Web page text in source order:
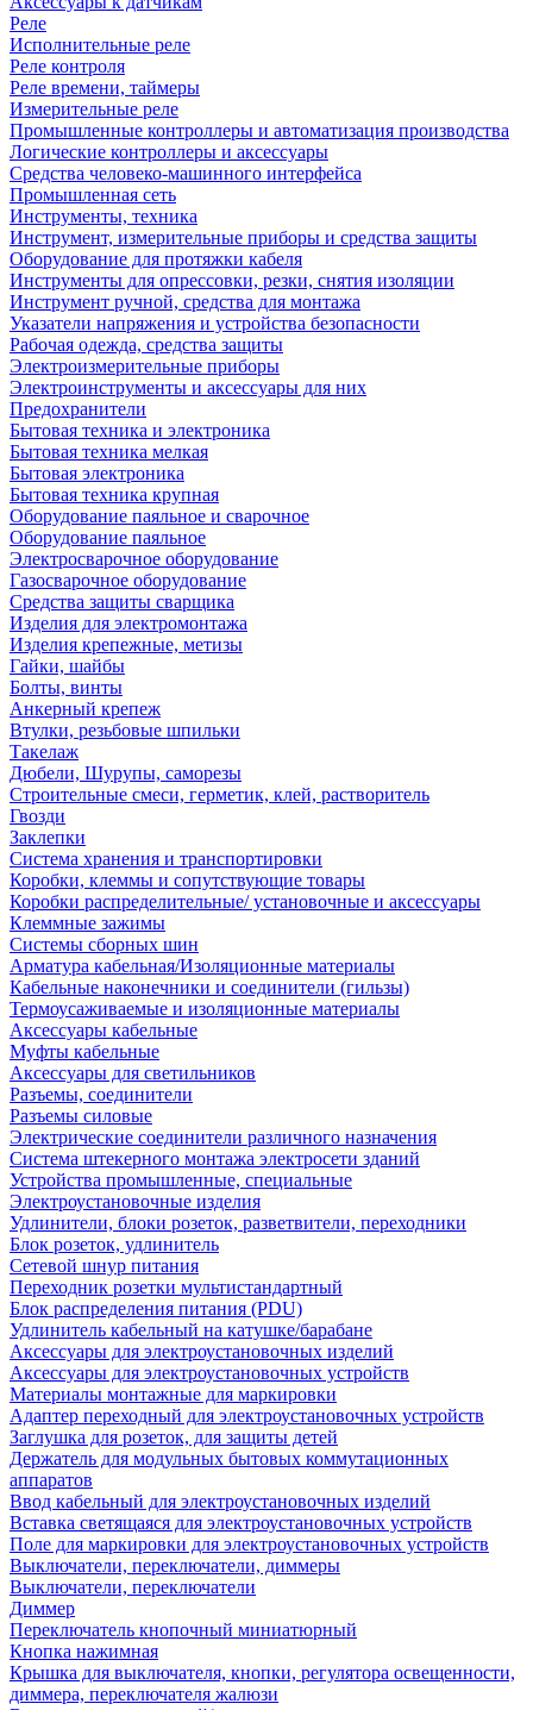
Реле
Исполнительные реле
Реле контроля
Реле времени, таймеры
Измерительные реле
Промышленные контроллеры и автоматизация производства
Логические контроллеры и аксессуары
Средства человеко-машинного интерфейса
Промышленная сеть
Инструменты, техника
Инструмент, измерительные приборы и средства защиты
Оборудование для протяжки кабеля
Инструменты для опрессовки, резки, снятия изоляции
Инструмент ручной, средства для монтажа
Указатели напряжения и устройства безопасности
Рабочая одежда, средства защиты
Электроизмерительные приборы
Электроинструменты и аксессуары для них
Предохранители
Бытовая техника и электроника
Бытовая техника мелкая
Бытовая электроника
Бытовая техника крупная
Оборудование паяльное и сварочное
Оборудование паяльное
Электросварочное оборудование
Газосварочное оборудование
Средства защиты сварщика
Изделия для электромонтажа
Изделия крепежные, метизы
Гайки, шайбы
Болты, винты
Анкерный крепеж
Втулки, резьбовые шпильки
Такелаж
Дюбели, Шурупы, саморезы
Строительные смеси, герметик, клей, растворитель
Гвозди
Заклепки
Система хранения и транспортировки
Коробки, клеммы и сопутствующие товары
Коробки распределительные/ установочные и аксессуары
Клеммные зажимы
Системы сборных шин
Арматура кабельная/Изоляционные материалы
Кабельные наконечники и соединители (гильзы)
Термоусаживаемые и изоляционные материалы
Аксессуары кабельные
Муфты кабельные
Аксессуары для светильников
Разъемы, соединители
Разъемы силовые
Электрические соединители различного назначения
Система штекерного монтажа электросети зданий
Устройства промышленные, специальные
Электроустановочные изделия
Удлинители, блоки розеток, разветвители, переходники
Блок розеток, удлинитель
Сетевой шнур питания
Переходник розетки мультистандартный
Блок распределения питания (PDU)
Удлинитель кабельный на катушке/барабане
Аксессуары для электроустановочных изделий
Аксессуары для электроустановочных устройств
Материалы монтажные для маркировки
Адаптер переходный для электроустановочных устройств
Заглушка для розеток, для защиты детей
Держатель для модульных бытовых коммутационных
аппаратов
Ввод кабельный для электроустановочных изделий
Вставка светящаяся для электроустановочных устройств
Поле для маркировки для электроустановочных устройств
Выключатели, переключатели, диммеры
Выключатели, переключатели
Диммер
Переключатель кнопочный миниатюрный
Кнопка нажимная
Крышка для выключателя, кнопки, регулятора освещенности,
диммера, переключателя жалюзи